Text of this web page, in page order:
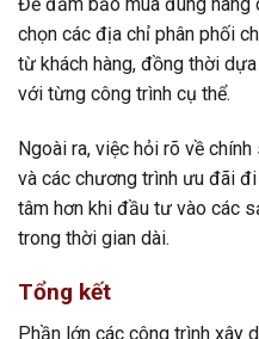
Để đảm bảo mua đúng
chọn các địa chỉ phân phối
từ khách hàng, đồng thời
với từng công trình cụ thể.
Ngoài ra, việc hỏi rõ về
và các chương trình ưu đãi
tâm hơn khi đầu tư vào các
trong thời gian dài.
Tổng kết
Phần lớn các công trình xây